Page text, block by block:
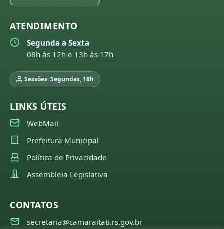
ATENDIMENTO
Segunda a Sexta
08h às 12h e 13h às 17h
Sessões: Segundas, 18h
LINKS ÚTEIS
WebMail
Prefeitura Municipal
Política de Privacidade
Assembleia Legislativa
CONTATOS
secretaria@camaraitati.rs.gov.br